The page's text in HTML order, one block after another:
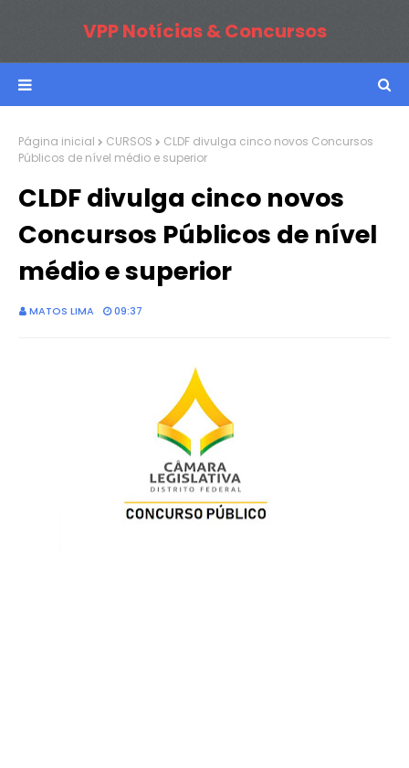
VPP Notícias & Concursos
Página inicial CURSOS
CLDF divulga cinco novos Concursos
Públicos de nível médio e superior
CLDF divulga cinco novos
Concursos Públicos de nível
médio e superior
MATOS LIMA 09:37